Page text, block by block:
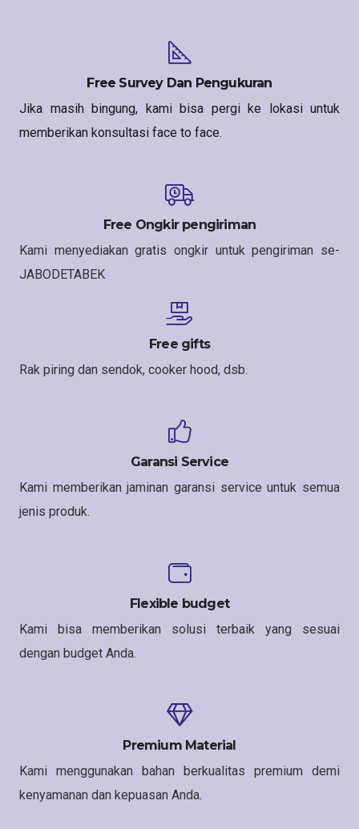
Free Survey Dan Pengukuran
Jika masih bingung, kami bisa pergi ke lokasi untuk
memberikan konsultasi face to face.
Free Ongkir pengiriman
Kami menyediakan gratis ongkir untuk pengiriman se-
JABODETABEK
Free gifts
Rak piring dan sendok, cooker hood, dsb.
Garansi Service
Kami memberikan jaminan garansi service untuk semua
jenis produk.
Flexible budget
Kami bisa memberikan solusi terbaik yang sesuai
dengan budget Anda.
Premium Material
Kami menggunakan bahan berkualitas premium demi
kenyamanan dan kepuasan Anda.